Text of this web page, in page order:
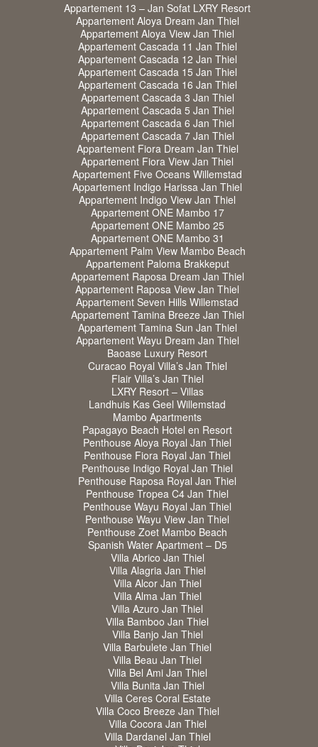
Appartement 13 – Jan Sofat LXRY Resort
Appartement Aloya Dream Jan Thiel
Appartement Aloya View Jan Thiel
Appartement Cascada 11 Jan Thiel
Appartement Cascada 12 Jan Thiel
Appartement Cascada 15 Jan Thiel
Appartement Cascada 16 Jan Thiel
Appartement Cascada 3 Jan Thiel
Appartement Cascada 5 Jan Thiel
Appartement Cascada 6 Jan Thiel
Appartement Cascada 7 Jan Thiel
Appartement Fiora Dream Jan Thiel
Appartement Fiora View Jan Thiel
Appartement Five Oceans Willemstad
Appartement Indigo Harissa Jan Thiel
Appartement Indigo View Jan Thiel
Appartement ONE Mambo 17
Appartement ONE Mambo 25
Appartement ONE Mambo 31
Appartement Palm View Mambo Beach
Appartement Paloma Brakkeput
Appartement Raposa Dream Jan Thiel
Appartement Raposa View Jan Thiel
Appartement Seven Hills Willemstad
Appartement Tamina Breeze Jan Thiel
Appartement Tamina Sun Jan Thiel
Appartement Wayu Dream Jan Thiel
Baoase Luxury Resort
Curacao Royal Villa’s Jan Thiel
Flair Villa’s Jan Thiel
LXRY Resort – Villas
Landhuis Kas Geel Willemstad
Mambo Apartments
Papagayo Beach Hotel en Resort
Penthouse Aloya Royal Jan Thiel
Penthouse Fiora Royal Jan Thiel
Penthouse Indigo Royal Jan Thiel
Penthouse Raposa Royal Jan Thiel
Penthouse Tropea C4 Jan Thiel
Penthouse Wayu Royal Jan Thiel
Penthouse Wayu View Jan Thiel
Penthouse Zoet Mambo Beach
Spanish Water Apartment – D5
Villa Abrico Jan Thiel
Villa Alagria Jan Thiel
Villa Alcor Jan Thiel
Villa Alma Jan Thiel
Villa Azuro Jan Thiel
Villa Bamboo Jan Thiel
Villa Banjo Jan Thiel
Villa Barbulete Jan Thiel
Villa Beau Jan Thiel
Villa Bel Ami Jan Thiel
Villa Bunita Jan Thiel
Villa Ceres Coral Estate
Villa Coco Breeze Jan Thiel
Villa Cocora Jan Thiel
Villa Dardanel Jan Thiel